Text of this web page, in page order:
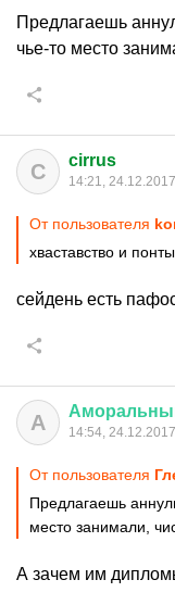
Предлагаешь
чье-то место
C cirrus
14:21, 24.12.2017
От пользователя
хваставство и
сейдень есть
А 14:54, 24.12.2017
От пользователя
Предлагаешь
место занимали,
А зачем им